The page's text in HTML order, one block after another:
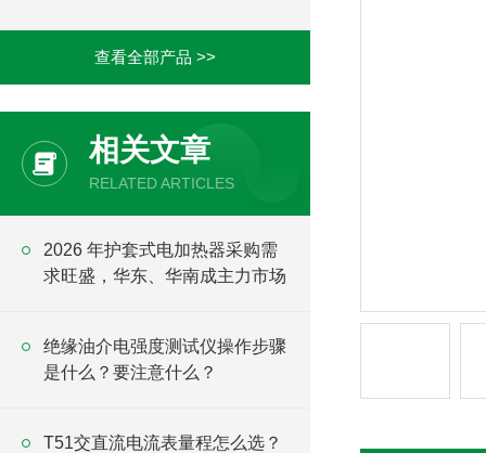
查看全部产品 >>
相关文章
RELATED ARTICLES
2026 年护套式电加热器采购需
求旺盛，华东、华南成主力市场
绝缘油介电强度测试仪操作步骤
是什么？要注意什么？
T51交直流电流表量程怎么选？